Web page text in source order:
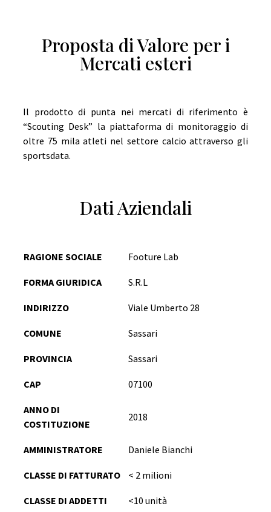
Proposta di Valore per i
Mercati esteri
Il prodotto di punta nei mercati di riferimento è
“Scouting Desk” la piattaforma di monitoraggio di
oltre 75 mila atleti nel settore calcio attraverso gli
sportsdata.
Dati Aziendali
RAGIONE SOCIALE Footure Lab
FORMA GIURIDICA S.R.L
INDIRIZZO Viale Umberto 28
COMUNE Sassari
PROVINCIA Sassari
CAP 07100
ANNO DI
COSTITUZIONE
2018
AMMINISTRATORE Daniele Bianchi
CLASSE DI FATTURATO < 2 milioni
CLASSE DI ADDETTI <10 unità